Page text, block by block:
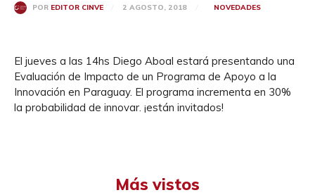
POR EDITOR CINVE 2 AGOSTO, 2018 NOVEDADES
El jueves a las 14hs Diego Aboal estará presentando una
Evaluación de Impacto de un Programa de Apoyo a la
Innovación en Paraguay. El programa incrementa en 30%
la probabilidad de innovar. ¡están invitados!
Más vistos